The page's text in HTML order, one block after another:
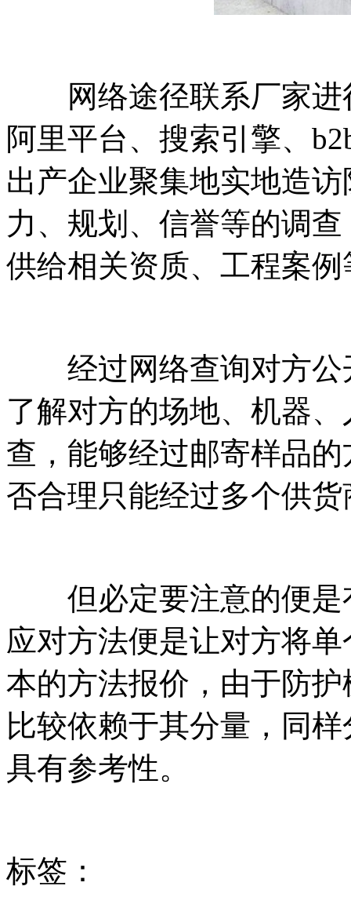
网络途径联系厂家进
阿里平台、搜索引擎、
出产企业聚集地实地造
力、规划、信誉等的调
供给相关资质、工程案例
经过网络查询对方公
了解对方的场地、机器
查，能够经过邮寄样品
否合理只能经过多个供
但必定要注意的便是
应对方法便是让对方将
本的方法报价，由于防
比较依赖于其分量，同
具有参考性。
标签：